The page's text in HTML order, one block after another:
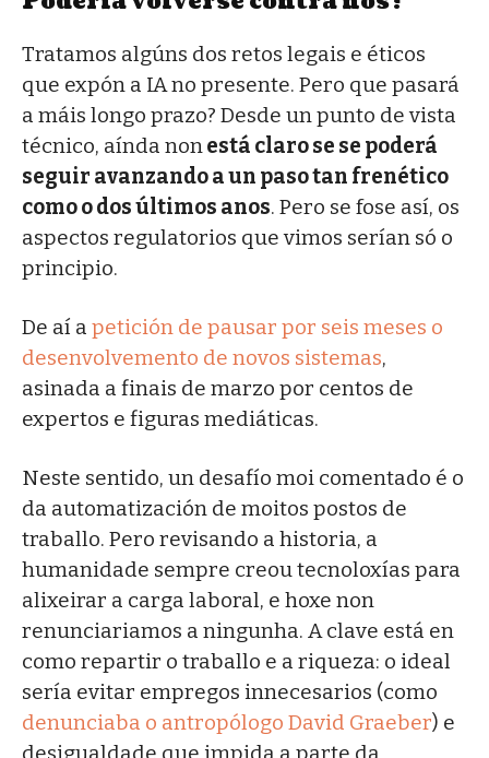
Tratamos algúns dos retos legais e éticos
que expón a IA no presente. Pero que pasará
a máis longo prazo? Desde un punto de vista
técnico, aínda nonestá claro se se poderá
seguir avanzando a un paso tan frenético
como o dos últimos anos. Pero se fose así, os
aspectos regulatorios que vimos serían só o
principio.
De aí a petición de pausar por seis meses o
desenvolvemento de novos sistemas,
asinada a finais de marzo por centos de
expertos e figuras mediáticas.
Neste sentido, un desafío moi comentado é o
da automatización de moitos postos de
traballo. Pero revisando a historia, a
humanidade sempre creou tecnoloxías para
alixeirar a carga laboral, e hoxe non
renunciariamos a ningunha. A clave está en
como repartir o traballo e a riqueza: o ideal
sería evitar empregos innecesarios (como
denunciaba o antropólogo David Graeber) e